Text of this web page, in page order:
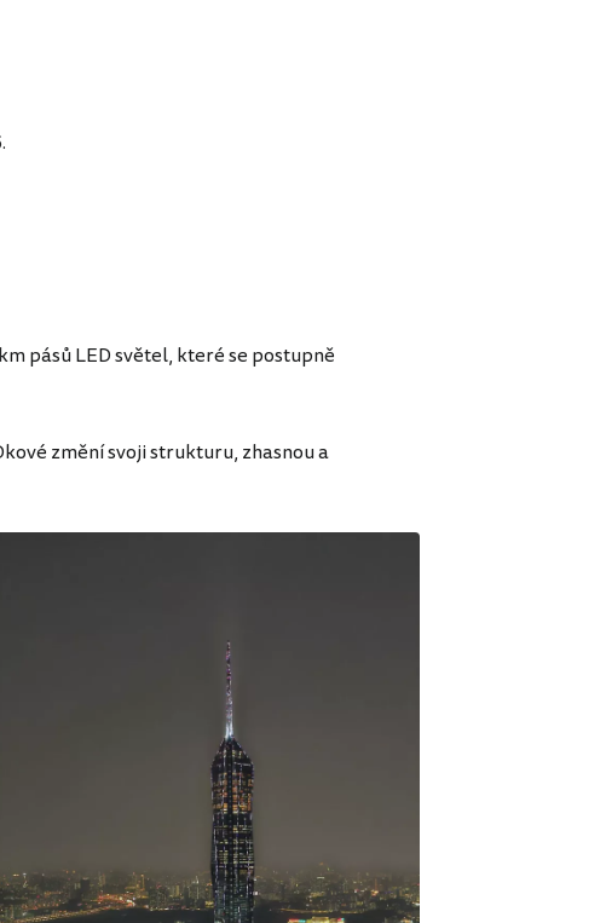
pásů LED světel, které se postupně
změní svoji strukturu, zhasnou a